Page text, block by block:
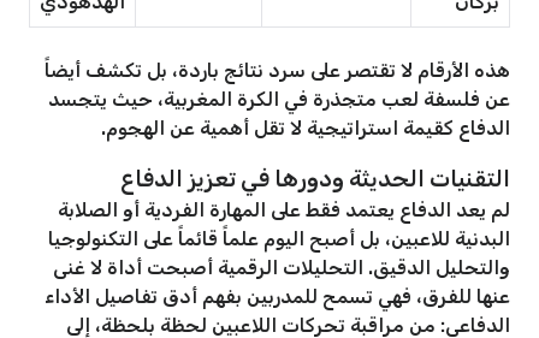
هذه الأرقام لا تقتصر على سرد نتائج باردة، بل تكشف أيضاً
عن فلسفة لعب متجذرة في الكرة المغربية، حيث يتجسد
الدفاع كقيمة استراتيجية لا تقل أهمية عن الهجوم.
التقنيات الحديثة ودورها في تعزيز الدفاع
لم يعد الدفاع يعتمد فقط على المهارة الفردية أو الصلابة
البدنية للاعبين، بل أصبح اليوم علماً قائماً على التكنولوجيا
والتحليل الدقيق. التحليلات الرقمية أصبحت أداة لا غنى
عنها للفرق، فهي تسمح للمدربين بفهم أدق تفاصيل الأداء
الدفاعي: من مراقبة تحركات اللاعبين لحظة بلحظة، إلى